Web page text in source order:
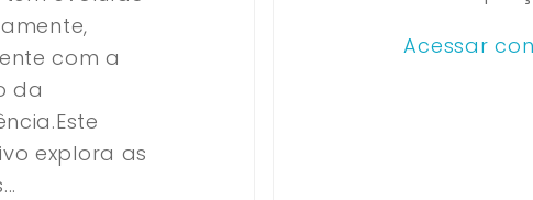
com a
da
explora as
Acessar